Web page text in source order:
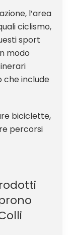
l’area
ciclismo,
sport
modo
che include
biciclette,
percorsi